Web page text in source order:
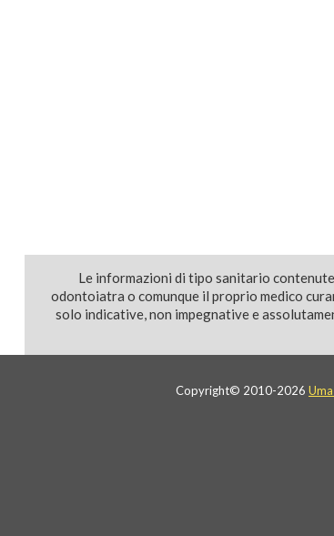
Le informazioni di tipo sanitario
odontoiatra o comunque il proprio medico
solo indicative, non impegnative e
Copyright© 2010-2026